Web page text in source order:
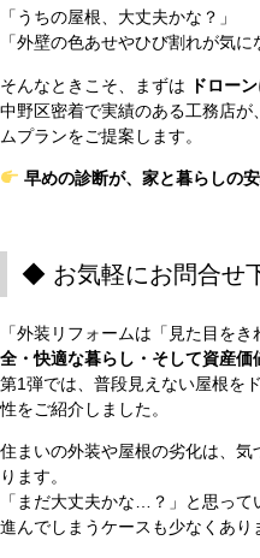
「うちの屋根、大丈夫かな？」
「外壁の色あせやひび割れが気に
そんなときこそ、まずは ドロー
中野区密着で実績のある工務店
ムプランをご提案します。
早めの診断が、家と暮らしの
◆ お気軽にお問合せ
「外装リフォームは「見た目をき
全・快適な暮らし・そして資産
第1弾では、普段見えない屋根を
性をご紹介しました。
住まいの外装や屋根の劣化は、
ります。
「まだ大丈夫かな…？」と思っ
進んでしまうケースも少なくあり